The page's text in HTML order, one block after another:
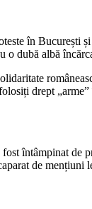
în
dubă albă
drept
întâmpinat de
de mențiuni